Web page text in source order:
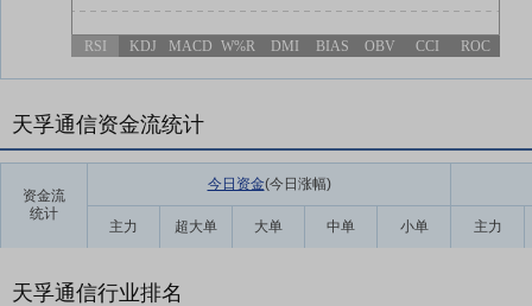
RSI KDJ MACD W%R DMI BIAS OBV CCI ROC
天孚通信资金流统计
资金流
统计
今日资金(今日涨幅)
主力 超大单 大单 中单 小单 主力
天孚通信行业排名